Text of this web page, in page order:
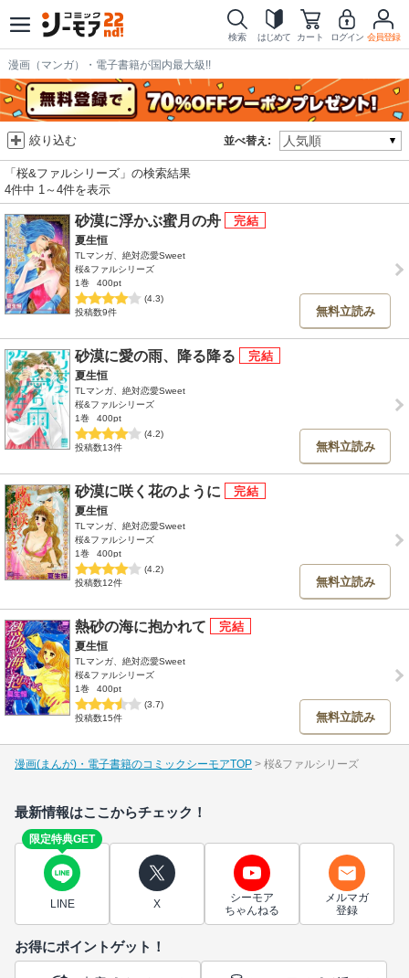
検索 はじめて カート ログイン 会員登録
漫画（マンガ）・電子書籍が国内最大級!!
並べ替え:
絞り込む
「桜&ファルシリーズ」の検索結果
4件中 1～4件を表示
砂漠に浮かぶ蜜月の舟
夏生恒
TLマンガ、絶対恋愛Sweet
桜&ファルシリーズ
1巻
400pt
(4.3)
投稿数9件
無料立読み
砂漠に愛の雨、降る降る
夏生恒
TLマンガ、絶対恋愛Sweet
桜&ファルシリーズ
1巻
400pt
(4.2)
投稿数13件
無料立読み
砂漠に咲く花のように
夏生恒
TLマンガ、絶対恋愛Sweet
桜&ファルシリーズ
1巻
400pt
(4.2)
投稿数12件
無料立読み
熱砂の海に抱かれて
夏生恒
TLマンガ、絶対恋愛Sweet
桜&ファルシリーズ
1巻
400pt
(3.7)
投稿数15件
無料立読み
漫画(まんが)・電子書籍のコミックシーモアTOP 桜&ファルシリーズ
最新情報はここからチェック！
限定特典GET
LINE X
シーモア
ちゃんねる
メルマガ
登録
お得にポイントゲット！